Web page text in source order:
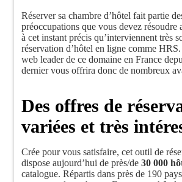
Réserver sa chambre d’hôtel fait partie
préoccupations que vous devez résoudre
à cet instant précis qu’interviennent très
réservation d’hôtel en ligne comme
web leader de ce domaine en France
dernier vous offrira donc de nombreux
Des offres de
variées et très
Crée pour vous satisfaire, cet outil de
dispose aujourd’hui de près/de 30 000
catalogue. Répartis dans près de 190